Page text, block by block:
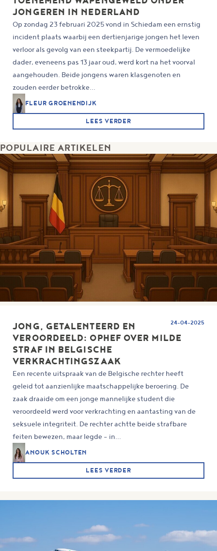
JONGEREN IN NEDERLAND
Op zondag 23 februari 2025 vond in Schiedam een ernstig
incident plaats waarbij een dertienjarige jongen het leven
verloor als gevolg van een steekpartij. De vermoedelijke
dader, eveneens pas 13 jaar oud, werd kort na het voorval
aangehouden. Beide jongens waren klasgenoten en
zouden eerder betrokke...
FLEUR GROENENDIJK
LEES VERDER
POPULAIRE ARTIKELEN
JONG, GETALENTEERD EN
VEROORDEELD: OPHEF OVER MILDE
STRAF IN BELGISCHE
VERKRACHTINGSZAAK
24-04-2025
Een recente uitspraak van de Belgische rechter heeft
geleid tot aanzienlijke maatschappelijke beroering. De
zaak draaide om een jonge mannelijke student die
veroordeeld werd voor verkrachting en aantasting van de
seksuele integriteit. De rechter achtte beide strafbare
feiten bewezen, maar legde – in...
ANOUK SCHOLTEN
LEES VERDER